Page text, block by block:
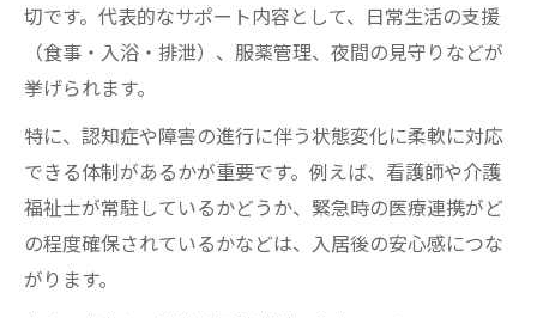
切です。代表的なサポート内容として、日常生活の支援
（食事・入浴・排泄）、服薬管理、夜間の見守りなどが
挙げられます。
特に、認知症や障害の進行に伴う状態変化に柔軟に対応
できる体制があるかが重要です。例えば、看護師や介護
福祉士が常駐しているかどうか、緊急時の医療連携がど
の程度確保されているかなどは、入居後の安心感につな
がります。